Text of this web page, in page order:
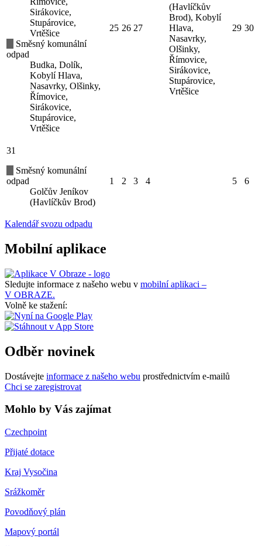
Sirákovice,
Stupárovice,
Vrtěšice
Směsný komunální
odpad
Budka, Dolík,
Kobylí Hlava,
Nasavrky, Olšinky,
Římovice,
Sirákovice,
Stupárovice,
Vrtěšice
25 26 27
(Havlíčkův
Brod), Kobylí
Hlava,
Nasavrky,
Olšinky,
Římovice,
Sirákovice,
Stupárovice,
Vrtěšice
29 30
31
Směsný komunální
odpad
Golčův Jeníkov
(Havlíčkův Brod)
1 2 3 4 5 6
Kalendář svozu odpadu
Mobilní aplikace
Sledujte informace z našeho webu v mobilní aplikaci –
V OBRAZE.
Volně ke stažení:
Odběr novinek
Dostávejte informace z našeho webu prostřednictvím e-mailů
Chci se zaregistrovat
Mohlo by Vás zajímat
Czechpoint
Přijaté dotace
Kraj Vysočina
Srážkoměr
Povodňový plán
Mapový portál